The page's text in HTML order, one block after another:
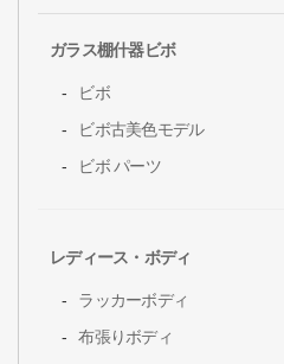
ガラス棚什器ビボ
ビボ
ビボ古美色モデル
ビボ パーツ
レディース・ボディ
ラッカーボディ
布張りボディ